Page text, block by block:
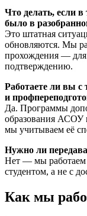
Что делать, если
было в
Это штатная
обновляются. Мы
прохождения — для
подтверждению.
Работаете ли вы
и
Да. Программы
образования АСОУ
мы учитываем её
Нужно ли
Нет — мы работаем
студентом, а не с
Как мы